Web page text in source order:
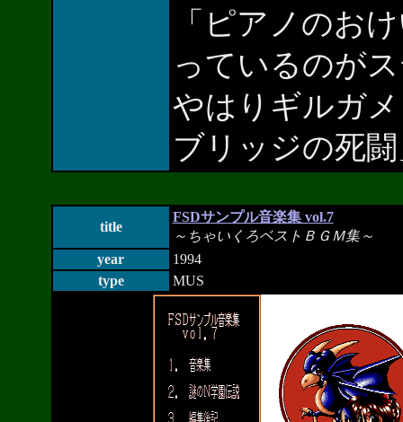
「ピアノのお
っているのが
やはりギルガ
ブリッジの死
title
FSDサンプル音楽集 vol.7
～ちゃいくろベストＢＧＭ集～
year
1994
type
MUS